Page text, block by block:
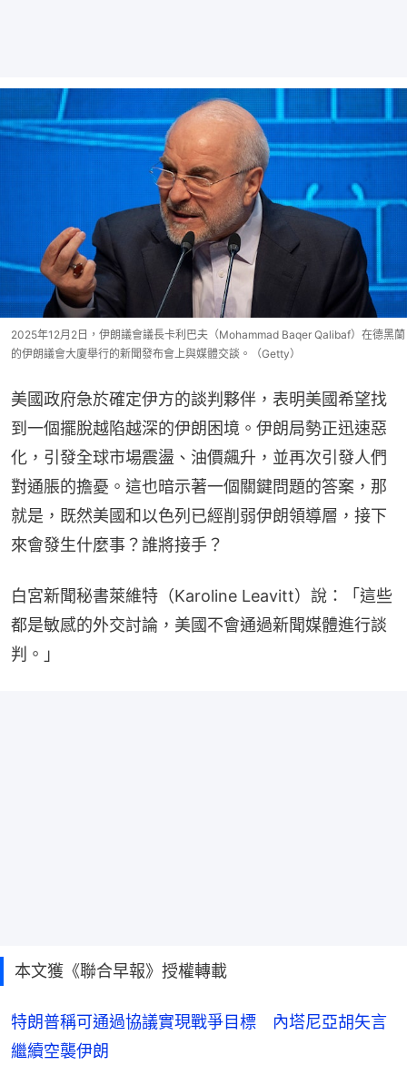
2025年12月2日，伊朗議會議長卡利巴夫（Mohammad Baqer Qalibaf）在德黑蘭
的伊朗議會大廈舉行的新聞發布會上與媒體交談。（Getty）
美國政府急於確定伊方的談判夥伴，表明美國希望找
到一個擺脫越陷越深的伊朗困境。伊朗局勢正迅速惡
化，引發全球市場震盪、油價飆升，並再次引發人們
對通脹的擔憂。這也暗示著一個關鍵問題的答案，那
就是，既然美國和以色列已經削弱伊朗領導層，接下
來會發生什麼事？誰將接手？
白宮新聞秘書萊維特（Karoline Leavitt）說：「這些
都是敏感的外交討論，美國不會通過新聞媒體進行談
判。」
本文獲《聯合早報》授權轉載
特朗普稱可通過協議實現戰爭目標 內塔尼亞胡矢言
繼續空襲伊朗